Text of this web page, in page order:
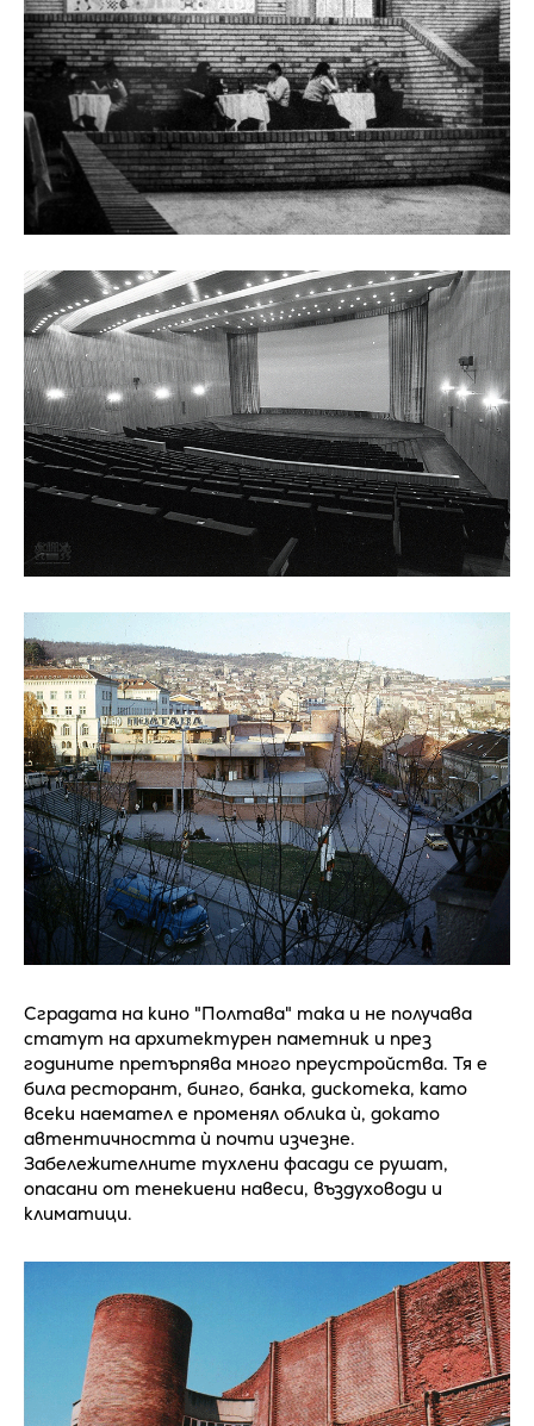
Сградата на кино "Полтава" така и не получава
статут на архитектурен паметник и през
годините претърпява много преустройства. Тя е
била ресторант, бинго, банка, дискотека, като
всеки наемател е променял облика ѝ, докато
автентичността ѝ почти изчезне.
Забележителните тухлени фасади се рушат,
опасани от тенекиени навеси, въздуховоди и
климатици.